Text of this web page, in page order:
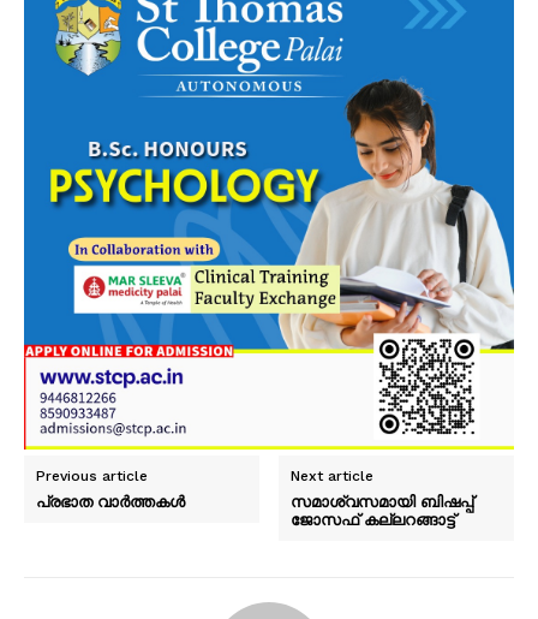
Previous article
പ്രഭാത വാർത്തകൾ
Next article
സമാശ്വസമായി ബിഷപ്പ്
ജോസഫ് കല്ലറങ്ങാട്ട്